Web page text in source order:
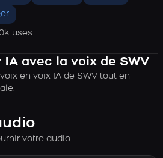
uses
IA avec la voix de SWV
en voix IA de SWV tout en
votre audio